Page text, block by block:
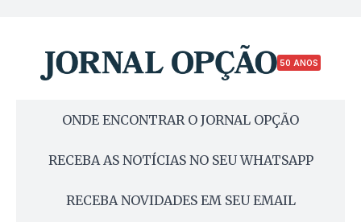
50 ANOS
ONDE ENCONTRAR O JORNAL OPÇÃO
RECEBA AS NOTÍCIAS NO SEU WHATSAPP
RECEBA NOVIDADES EM SEU EMAIL